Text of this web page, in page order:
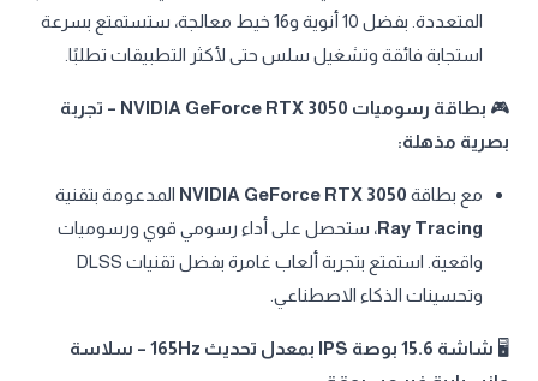
المتعددة. بفضل 10 أنوية و16 خيط معالجة، ستستمتع بسرعة
استجابة فائقة وتشغيل سلس حتى لأكثر التطبيقات تطلبًا.
🎮
بطاقة رسوميات NVIDIA GeForce RTX 3050 – تجربة
بصرية مذهلة:
مع بطاقة NVIDIA GeForce RTX 3050 المدعومة بتقنية
Ray Tracing، ستحصل على أداء رسومي قوي ورسوميات
واقعية. استمتع بتجربة ألعاب غامرة بفضل تقنيات DLSS
وتحسينات الذكاء الاصطناعي.
🖥️
شاشة 15.6 بوصة IPS بمعدل تحديث 165Hz – سلاسة